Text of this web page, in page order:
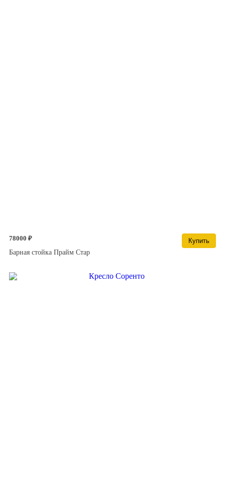
78000 ₽
Купить
Барная стойка Прайм Стар